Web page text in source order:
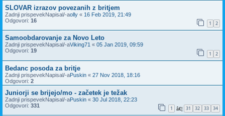
SLOVAR izrazov povezanih z britjem
Zadnji prispevekNapisal/-aolly « 16 Feb 2019, 21:49
Odgovori: 16 1 2
Samoobdarovanje za Novo Leto
Zadnji prispevekNapisal/-aViking71 « 05 Jan 2019, 09:59
Odgovori: 19 1 2
Bedanc posoda za britje
Zadnji prispevekNapisal/-aPuskin « 27 Nov 2018, 18:16
Odgovori: 2
Juniorji se brijejo/mo - začetek je težak
Zadnji prispevekNapisal/-aPuskin « 30 Jul 2018, 22:23
Odgovori: 331 1 â€¦ 31 32 33 34